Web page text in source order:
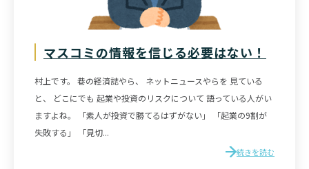
マスコミの情報を信じる必要はない！
村上です。 巷の経済誌やら、 ネットニュースやらを 見ている
と、 どこにでも 起業や投資のリスクについて 語っている人がい
ますよね。 「素人が投資で勝てるはずがない」 「起業の9割が
失敗する」 「見切...
続きを読む